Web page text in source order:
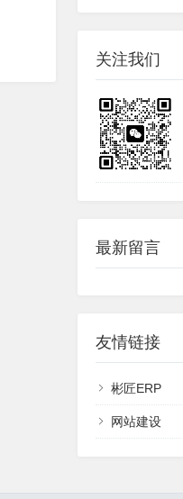
关注我们
最新留言
友情链接
彬匠ERP
网站建设